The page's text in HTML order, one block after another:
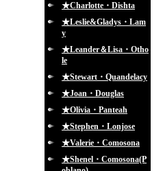
★Charlotte・Dishta
★Leslie&Gladys・Lam
y
★Leander＆Lisa・Otho
le
★Stewart・Quandelacy
★Joan・Douglas
★Olivia・Panteah
★Stephen・Lonjose
★Valerie・Comosona
★Shenel・Comosona(P